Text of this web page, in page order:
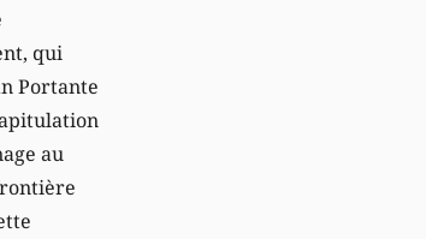
qui
Portante
au